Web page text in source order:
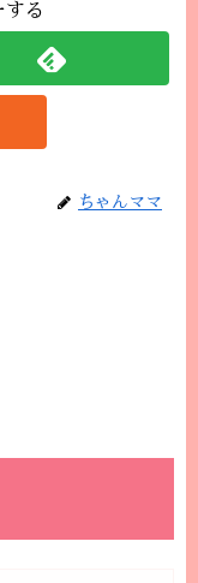
する
ちゃんママ